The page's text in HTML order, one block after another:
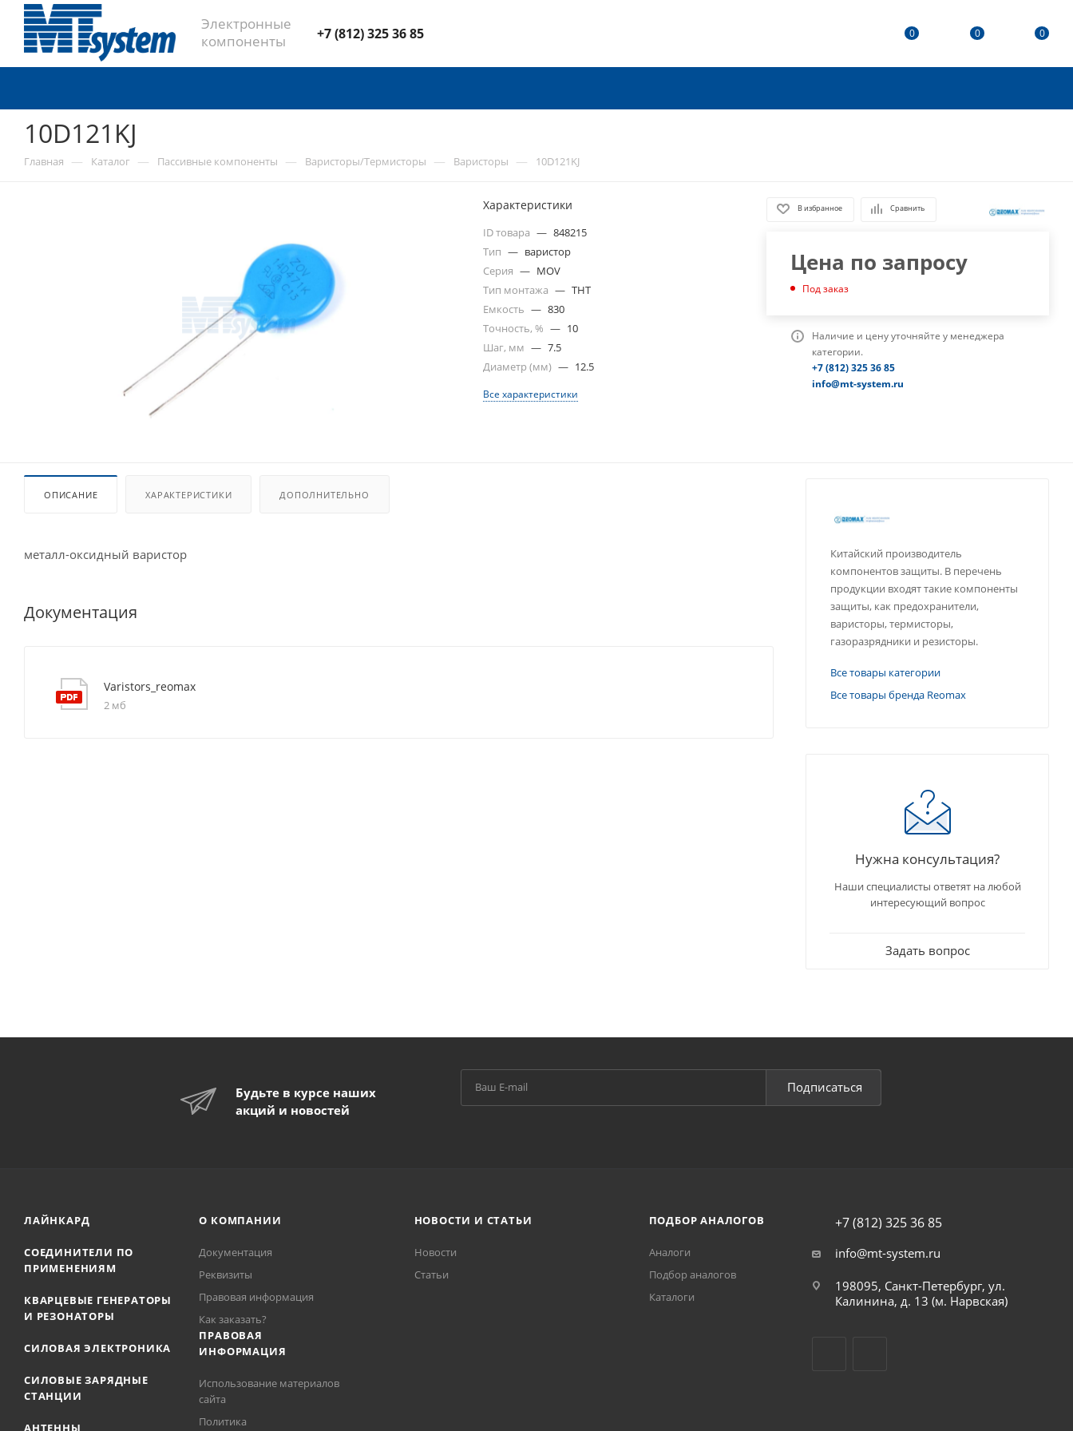
Электронные
компоненты
+7 (812) 325 36 85 0 0 0
10D121KJ
Главная — Каталог — Пассивные компоненты — Варисторы/Термисторы — Варисторы — 10D121KJ
Характеристики
ID товара — 848215
Тип — варистор
Серия — MOV
Тип монтажа — THT
Емкость — 830
Точность, % — 10
Шаг, мм — 7.5
Диаметр (мм) — 12.5
Все характеристики
В избранное Сравнить
Цена по запросу
Под заказ
Наличие и цену уточняйте у менеджера
категории.
+7 (812) 325 36 85
info@mt-system.ru
ОПИСАНИЕ ХАРАКТЕРИСТИКИ ДОПОЛНИТЕЛЬНО
металл-оксидный варистор
Документация
Varistors_reomax
2 мб
Китайский производитель
компонентов защиты. В перечень
продукции входят такие компоненты
защиты, как предохранители,
варисторы, термисторы,
газоразрядники и резисторы.
Все товары категории
Все товары бренда Reomax
Нужна консультация?
Наши специалисты ответят на любой
интересующий вопрос
Задать вопрос
Будьте в курсе наших
акций и новостей
Подписаться
ЛАЙНКАРД
СОЕДИНИТЕЛИ ПО
ПРИМЕНЕНИЯМ
КВАРЦЕВЫЕ ГЕНЕРАТОРЫ
И РЕЗОНАТОРЫ
СИЛОВАЯ ЭЛЕКТРОНИКА
СИЛОВЫЕ ЗАРЯДНЫЕ
СТАНЦИИ
АНТЕННЫ
О КОМПАНИИ
Документация
Реквизиты
Правовая информация
Как заказать?
ПРАВОВАЯ
ИНФОРМАЦИЯ
Использование материалов
сайта
Политика
НОВОСТИ И СТАТЬИ
Новости
Статьи
ПОДБОР АНАЛОГОВ
Аналоги
Подбор аналогов
Каталоги
+7 (812) 325 36 85
info@mt-system.ru
198095, Санкт-Петербург, ул.
Калинина, д. 13 (м. Нарвская)